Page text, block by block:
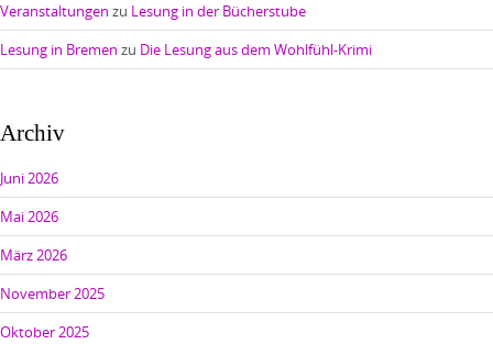
Veranstaltungen zu Lesung in der Bücherstube
Lesung in Bremen zu Die Lesung aus dem Wohlfühl-Krimi
Archiv
Juni 2026
Mai 2026
März 2026
November 2025
Oktober 2025